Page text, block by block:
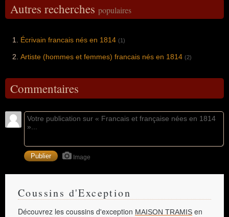
Autres recherches populaires
Écrivain francais nés en 1814 (1)
Artiste (hommes et femmes) francais nés en 1814 (2)
Commentaires
Image
Coussins d'Exception
Découvrez les coussins d'exception MAISON TRAMIS en